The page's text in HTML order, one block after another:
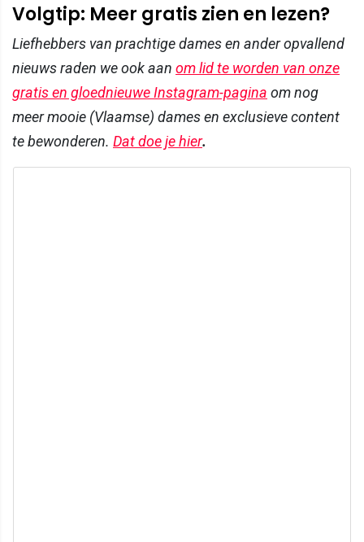
Volgtip: Meer gratis zien en lezen?
Liefhebbers van prachtige dames en ander opvallend
nieuws raden we ook aan om lid te worden van onze
gratis en gloednieuwe Instagram-pagina om nog
meer mooie (Vlaamse) dames en exclusieve content
te bewonderen. Dat doe je hier.